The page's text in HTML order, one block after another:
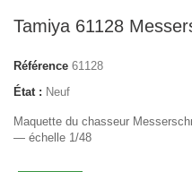
Tamiya 61128
Référence 61128
État : Neuf
Maquette du chasseur
— échelle 1/48